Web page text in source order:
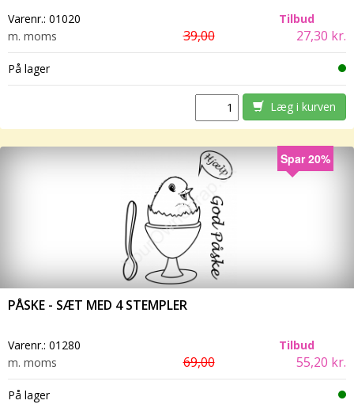
Varenr.: 01020
Tilbud
m. moms
39,00 27,30 kr.
På lager
Læg i kurven
Spar 20%
PÅSKE - SÆT MED 4 STEMPLER
Varenr.: 01280
Tilbud
m. moms
69,00 55,20 kr.
På lager